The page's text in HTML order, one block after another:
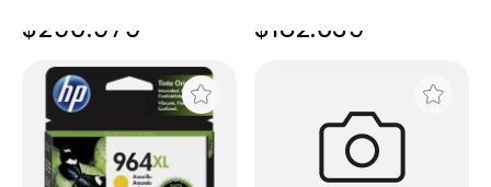
$290.979 $182.639